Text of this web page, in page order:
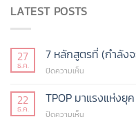
LATEST POSTS
27
ธ.ค.
7 หลักสูตรที่ (กำลังจ
ปิดความเห็น
หลักสูตร
ที่
22
ธ.ค.
TPOP มาแรงแห่งยุ
ปิดความเห็น